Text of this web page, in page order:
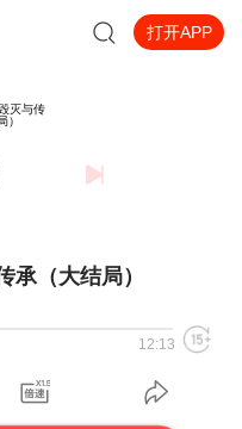
打开APP
承（大结局）
12:13